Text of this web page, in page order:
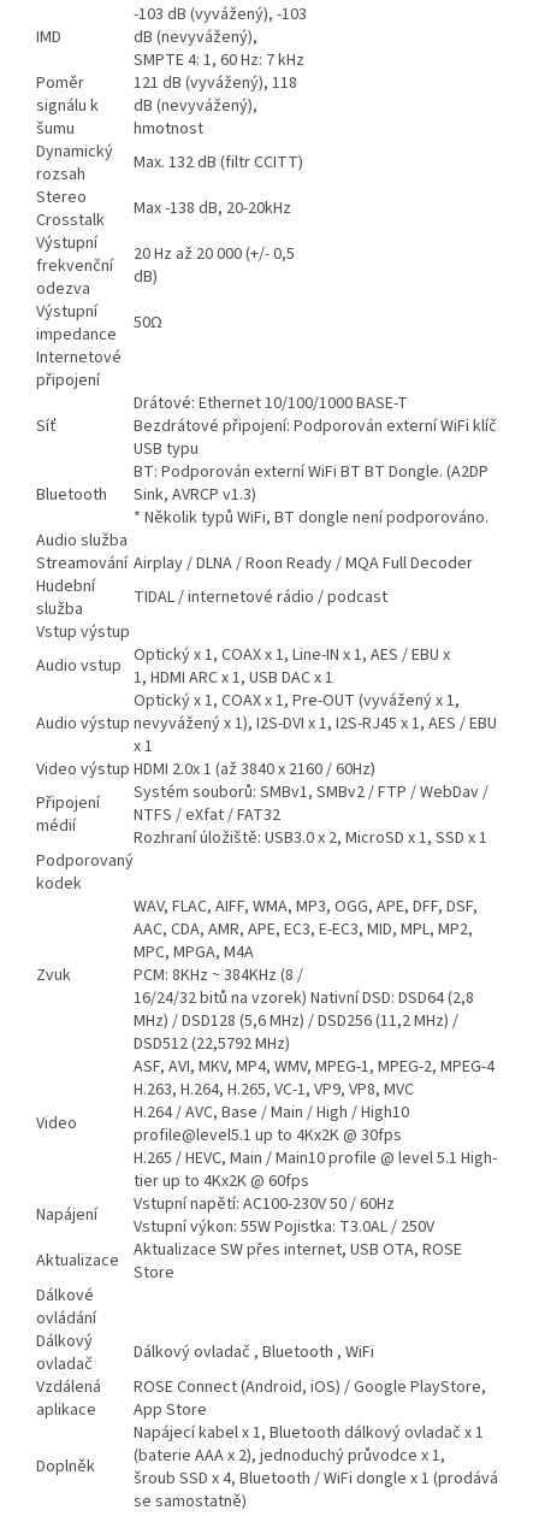
IMD
-103 dB (vyvážený), -103
dB (nevyvážený),
SMPTE 4: 1, 60 Hz: 7 kHz
Poměr
signálu k
šumu
121 dB (vyvážený), 118
dB (nevyvážený),
hmotnost
Dynamický
rozsah
Max. 132 dB (filtr CCITT)
Stereo
Crosstalk
Max -138 dB, 20-20kHz
Výstupní
frekvenční
odezva
20 Hz až 20 000 (+/- 0,5
dB)
Výstupní
impedance
50Ω
Internetové
připojení
Síť
Drátové: Ethernet 10/100/1000 BASE-T
Bezdrátové připojení: Podporován externí WiFi klíč
USB typu
Bluetooth
BT: Podporován externí WiFi BT BT Dongle. (A2DP
Sink, AVRCP v1.3)
* Několik typů WiFi, BT dongle není podporováno.
Audio služba
Streamování Airplay / DLNA /Roon Ready / MQA Full Decoder
Hudební
služba
TIDAL / internetové rádio / podcast
Vstup výstup
Audio vstup Optický x 1, COAX x 1, Line-IN x 1, AES / EBU x
1, HDMI ARCx 1, USB DAC x 1
Audio výstup
Optický x 1, COAX x 1, Pre-OUT (vyvážený x 1,
nevyvážený x 1), I2S-DVI x 1, I2S-RJ45 x 1, AES / EBU
x 1
Video výstup HDMI 2.0x 1 (až 3840 x 2160 / 60Hz)
Připojení
médií
Systém souborů: SMBv1, SMBv2 / FTP / WebDav /
NTFS / eXfat / FAT32
Rozhraní úložiště: USB3.0 x 2, MicroSD x 1, SSD x 1
Podporovaný
kodek
Zvuk
WAV, FLAC, AIFF, WMA, MP3, OGG, APE, DFF, DSF,
AAC, CDA, AMR, APE, EC3, E-EC3, MID, MPL, MP2,
MPC, MPGA, M4A
PCM: 8KHz ~ 384KHz (8 /
16/24/32 bitů na vzorek) Nativní DSD: DSD64 (2,8
MHz) / DSD128 (5,6 MHz) / DSD256 (11,2 MHz) /
DSD512 (22,5792 MHz)
Video
ASF, AVI, MKV, MP4, WMV, MPEG-1, MPEG-2, MPEG-4
H.263, H.264, H.265, VC-1, VP9, ​​VP8, MVC
H.264 / AVC, Base / Main / High / High10
profile@level5.1 up to 4Kx2K @ 30fps
H.265 / HEVC, Main / Main10 profile @ level 5.1 High-
tier up to 4Kx2K @ 60fps
Napájení
Vstupní napětí: AC100-230V 50 / 60Hz
Vstupní výkon: 55W Pojistka: T3.0AL / 250V
Aktualizace
Aktualizace SW přes internet, USB OTA, ROSE
Store
Dálkové
ovládání
Dálkový
ovladač
Dálkový ovladač , Bluetooth , WiFi
Vzdálená
aplikace
ROSE Connect (Android, iOS) / Google PlayStore,
App Store
Doplněk
Napájecí kabel x 1, Bluetooth dálkový ovladač x 1
(baterie AAA x 2), jednoduchý průvodce x 1,
šroub SSD x 4, Bluetooth / WiFi dongle x 1 (prodává
se samostatně)